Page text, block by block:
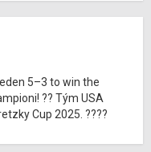
5–3 to win the
?? Tým USA
Cup 2025. ????